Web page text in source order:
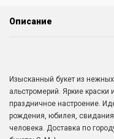
Описание
Изысканный букет из
альстромерий. Яркие
праздничное настроение.
рождения, юбилея, свидания
человека. Доставка по